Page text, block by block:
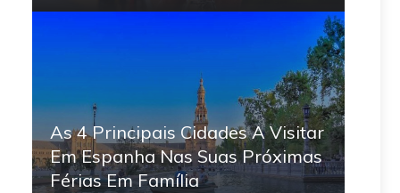
As 4 Principais Cidades A Visitar
Em Espanha Nas Suas Próximas
Férias Em Família